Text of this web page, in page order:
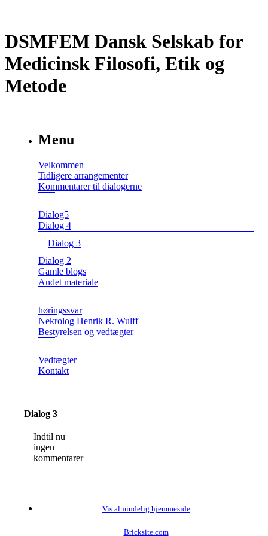
DSMFEM Dansk Selskab for
Medicinsk Filosofi, Etik og
Metode
Menu
Velkommen
Tidligere arrangementer
Kommentarer til dialogerne
Dialog5
Dialog 4
Dialog 3
Dialog 2
Gamle blogs
Andet materiale
høringssvar
Nekrolog Henrik R. Wulff
Bestyrelsen og vedtægter
Vedtægter
Kontakt
Dialog 3
Indtil nu
ingen
kommentarer
Vis almindelig hjemmeside
Bricksite.com